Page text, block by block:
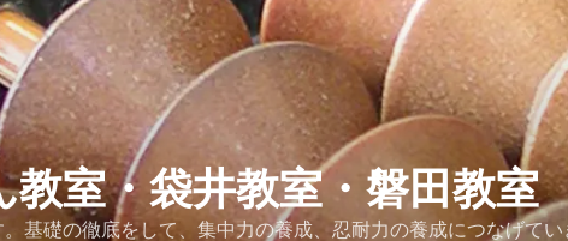
教室・袋井教室・磐田教室
基礎の徹底をして、集中力の養成、忍耐力の養成につなげて